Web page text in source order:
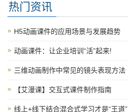
热门资讯
H5动画课件的应用场景与发展趋势
动画课件：让企业培训“活”起来!
三维动画制作中常见的镜头表现方法
【艾漫课】交互式课件制作指南
线上+线下结合混合式学习才是“王道”